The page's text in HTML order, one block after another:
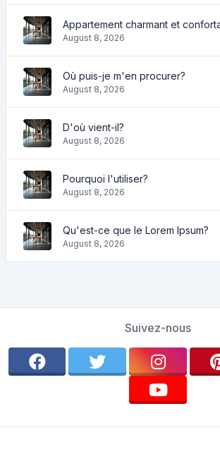
Appartement charmant et
August 8, 2026
Où puis-je m'en procurer?
August 8, 2026
D'où vient-il?
August 8, 2026
Pourquoi l'utiliser?
August 8, 2026
Qu'est-ce que le Lorem Ipsum?
August 8, 2026
Suivez-nous